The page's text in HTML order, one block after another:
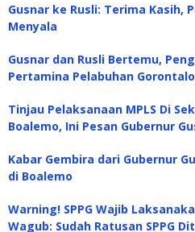
Gusnar ke Rusli: Terima Kasih,
Menyala
Gusnar dan Rusli Bertemu,
Pertamina Pelabuhan
Tinjau Pelaksanaan MPLS Di
Boalemo, Ini Pesan Gubernur
Kabar Gembira dari Gubernur
di Boalemo
Warning! SPPG Wajib
Wagub: Sudah Ratusan SPPG